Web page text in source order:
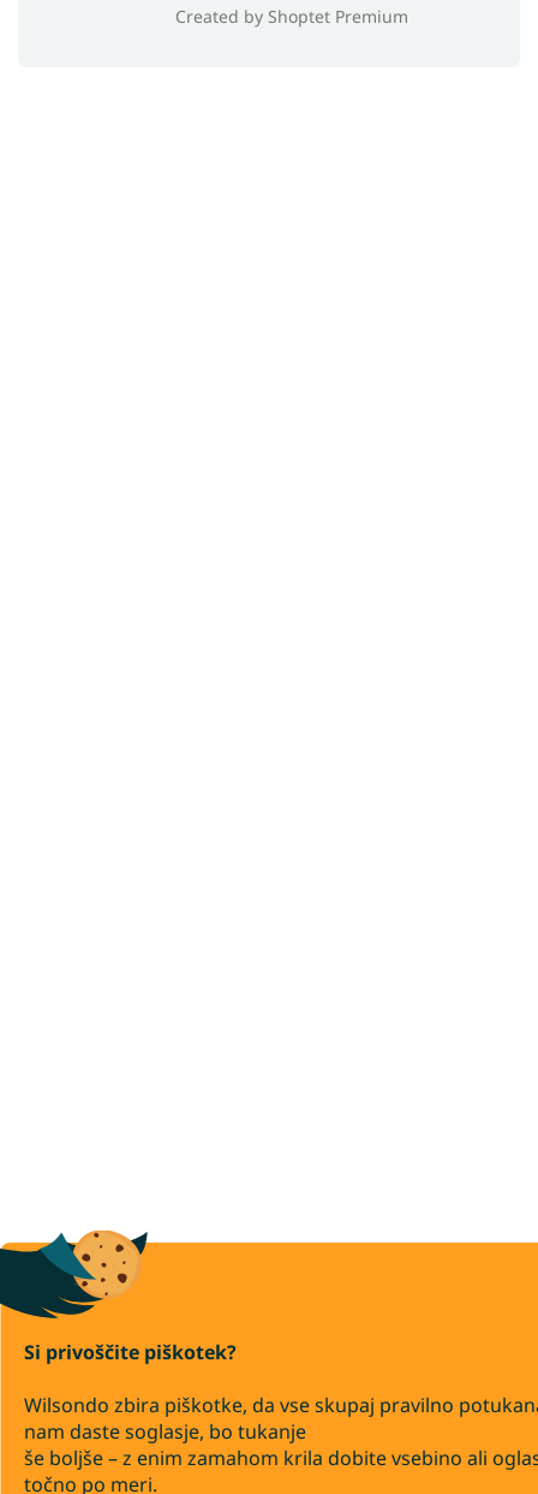
Si privoščite piškotek?
Wilsondo zbira piškotke, da vse skupaj pravilno
nam daste soglasje, bo tukanje
še boljše – z enim zamahom krila dobite vsebino ali
točno po meri.
Created by Shoptet Premium